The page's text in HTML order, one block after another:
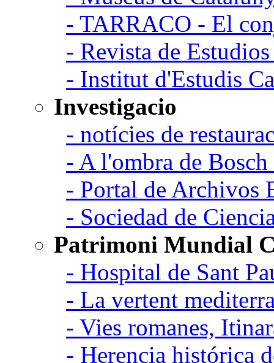
- TARRACO - El
- Revista de
- Institut d'Estudis
Investigacio
- notícies de
- A l'ombra de
- Portal de Archivos
- Sociedad de
Patrimoni Mundial
- Hospital de Sant
- La vertent
- Vies romanes,
- Herencia histórica